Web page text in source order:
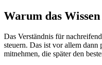
Warum das
Das Verständnis für
steuern. Das ist vor allem
mitnehmen, die später den